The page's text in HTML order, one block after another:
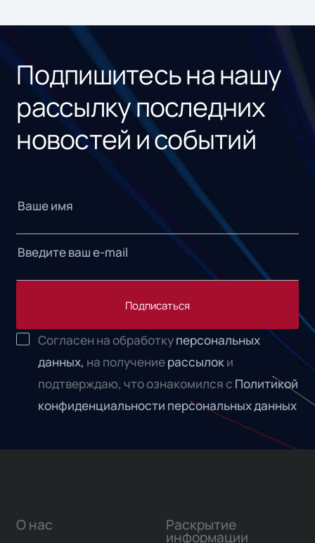
Подпишитесь на нашу
рассылку последних
новостей и событий
Подписаться
Согласен на обработкуперсональных
данных, на получениерассылоки
подтверждаю, что ознакомился с Политикой
конфиденциальности персональных данных
О нас Раскрытие
информации